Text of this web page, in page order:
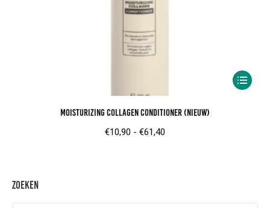
Dit
Moisturizing Collagen Conditioner (nieuw)
€10,90 - €61,40
Zoeken